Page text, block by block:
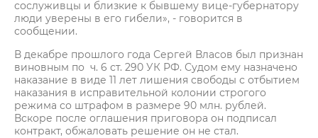
сослуживцы и близкие к бывшему вице-губернатору
люди уверены в его гибели», - говорится в
сообщении.
В декабре прошлого года Сергей Власов был признан
виновным по ч. 6 ст. 290 УК РФ. Судом ему назначено
наказание в виде 11 лет лишения свободы с отбытием
наказания в исправительной колонии строгого
режима со штрафом в размере 90 млн. рублей.
Вскоре после оглашения приговора он подписал
контракт, обжаловать решение он не стал.